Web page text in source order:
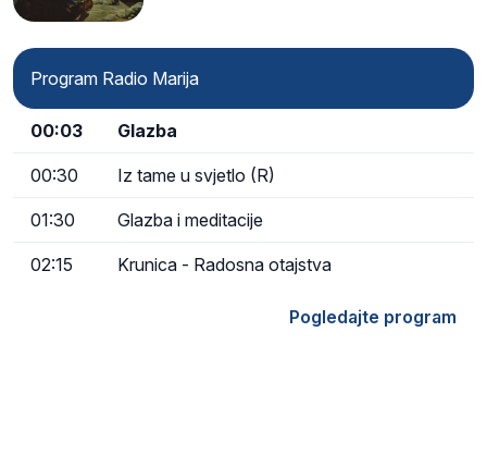
Program Radio Marija
00:03 Glazba
00:30 Iz tame u svjetlo (R)
01:30 Glazba i meditacije
02:15 Krunica - Radosna otajstva
Pogledajte program